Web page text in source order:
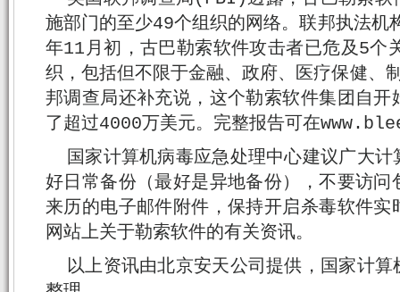
施部门的至少49个组织的网络。联邦执法
年11月初，古巴勒索软件攻击者已危及5个
织，包括但不限于金融、政府、医疗保健、
邦调查局还补充说，这个勒索软件集团自
了超过4000万美元。完整报告可在
国家计算机病毒应急处理中心建议广大
好日常备份（最好是异地备份），不要访
来历的电子邮件附件，保持开启杀毒软件
网站上关于勒索软件的有关资讯。
以上资讯由北京安天公司提供，国家计